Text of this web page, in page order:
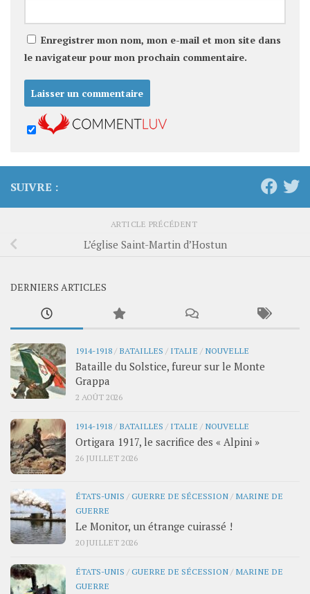
Enregistrer mon nom, mon e-mail et mon site dans
le navigateur pour mon prochain commentaire.
SUIVRE :
ARTICLE PRÉCÉDENT
L’église Saint-Martin d’Hostun
DERNIERS ARTICLES
1914-1918 / BATAILLES / ITALIE / NOUVELLE
Bataille du Solstice, fureur sur le Monte
Grappa
2 AOÛT 2026
1914-1918 / BATAILLES / ITALIE / NOUVELLE
Ortigara 1917, le sacrifice des « Alpini »
26 JUILLET 2026
ÉTATS-UNIS /GUERRE DE SÉCESSION / MARINE DE
GUERRE
Le Monitor, un étrange cuirassé !
20 JUILLET 2026
ÉTATS-UNIS /GUERRE DE SÉCESSION / MARINE DE
GUERRE